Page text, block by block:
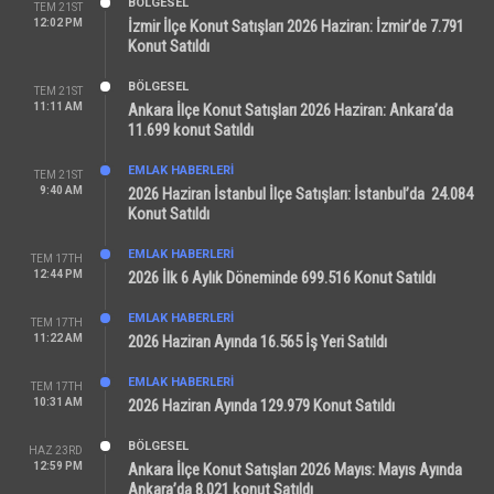
TEM 21ST
12:02 PM
BÖLGESEL
İzmir İlçe Konut Satışları 2026 Haziran: İzmir’de 7.791
Konut Satıldı
TEM 21ST
11:11 AM
BÖLGESEL
Ankara İlçe Konut Satışları 2026 Haziran: Ankara’da
11.699 konut Satıldı
TEM 21ST
9:40 AM
EMLAK HABERLERI
2026 Haziran İstanbul İlçe Satışları: İstanbul’da 24.084
Konut Satıldı
TEM 17TH
12:44 PM
EMLAK HABERLERI
2026 İlk 6 Aylık Döneminde 699.516 Konut Satıldı
TEM 17TH
11:22 AM
EMLAK HABERLERI
2026 Haziran Ayında 16.565 İş Yeri Satıldı
TEM 17TH
10:31 AM
EMLAK HABERLERI
2026 Haziran Ayında 129.979 Konut Satıldı
HAZ 23RD
12:59 PM
BÖLGESEL
Ankara İlçe Konut Satışları 2026 Mayıs: Mayıs Ayında
Ankara’da 8.021 konut Satıldı